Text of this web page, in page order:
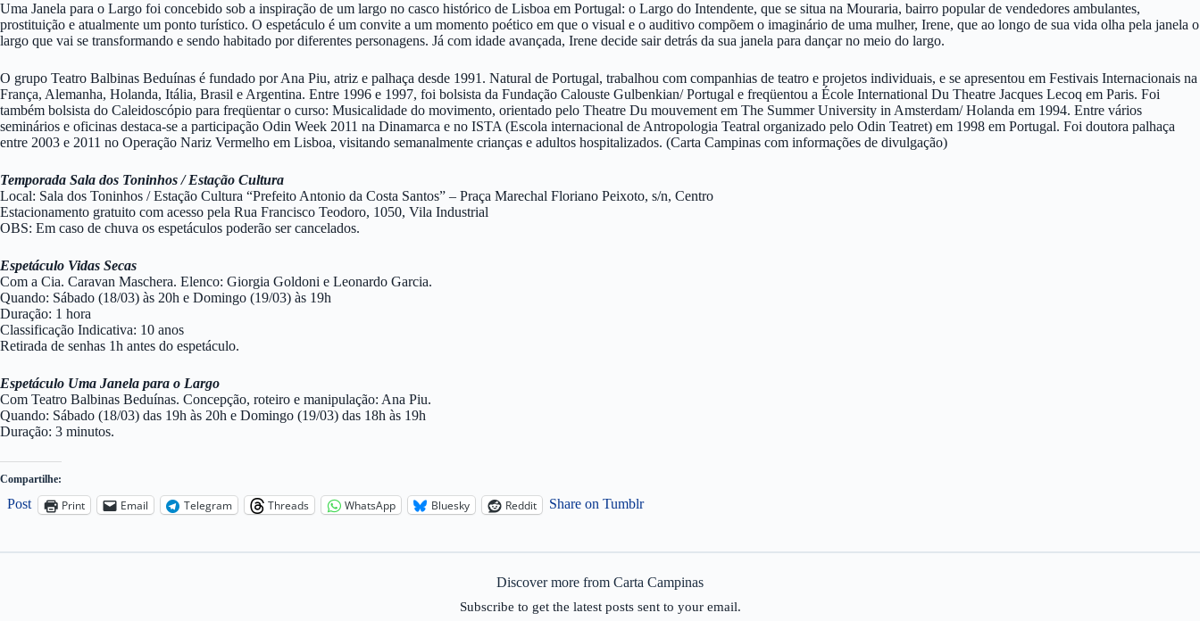
Uma Janela para o Largo foi concebido sob a inspiração de um largo no casco histórico de Lisboa em Portugal: o Largo do Intendente, que se situa na Mouraria, bairro popular de vendedores ambulantes,
prostituição e atualmente um ponto turístico. O espetáculo é um convite a um momento poético em que o visual e o auditivo compõem o imaginário de uma mulher, Irene, que ao longo de sua vida olha pela janela o
largo que vai se transformando e sendo habitado por diferentes personagens. Já com idade avançada, Irene decide sair detrás da sua janela para dançar no meio do largo.
O grupo Teatro Balbinas Beduínas é fundado por Ana Piu, atriz e palhaça desde 1991. Natural de Portugal, trabalhou com companhias de teatro e projetos individuais, e se apresentou em Festivais Internacionais na
França, Alemanha, Holanda, Itália, Brasil e Argentina. Entre 1996 e 1997, foi bolsista da Fundação Calouste Gulbenkian/ Portugal e freqüentou a École International Du Theatre Jacques Lecoq em Paris. Foi
também bolsista do Caleidoscópio para freqüentar o curso: Musicalidade do movimento, orientado pelo Theatre Du mouvement em The Summer University in Amsterdam/ Holanda em 1994. Entre vários
seminários e oficinas destaca-se a participação Odin Week 2011 na Dinamarca e no ISTA (Escola internacional de Antropologia Teatral organizado pelo Odin Teatret) em 1998 em Portugal. Foi doutora palhaça
entre 2003 e 2011 no Operação Nariz Vermelho em Lisboa, visitando semanalmente crianças e adultos hospitalizados. (Carta Campinas com informações de divulgação)
Temporada Sala dos Toninhos / Estação Cultura
Local: Sala dos Toninhos / Estação Cultura “Prefeito Antonio da Costa Santos” – Praça Marechal Floriano Peixoto, s/n, Centro
Estacionamento gratuito com acesso pela Rua Francisco Teodoro, 1050, Vila Industrial
OBS: Em caso de chuva os espetáculos poderão ser cancelados.
Espetáculo Vidas Secas
Com a Cia. Caravan Maschera. Elenco: Giorgia Goldoni e Leonardo Garcia.
Quando: Sábado (18/03) às 20h e Domingo (19/03) às 19h
Duração: 1 hora
Classificação Indicativa: 10 anos
Retirada de senhas 1h antes do espetáculo.
Espetáculo Uma Janela para o Largo
Com Teatr​​o Balbinas Beduínas. Concepção, roteiro e manipulação: Ana Piu.
Quando: Sábado (18/03) das 19h às 20h e Domingo (19/03) das 18h às 19h
Duração: 3 minutos.
Compartilhe:
Post Print Email Telegram Threads WhatsApp Bluesky Reddit Share on Tumblr
Discover more from Carta Campinas
Subscribe to get the latest posts sent to your email.